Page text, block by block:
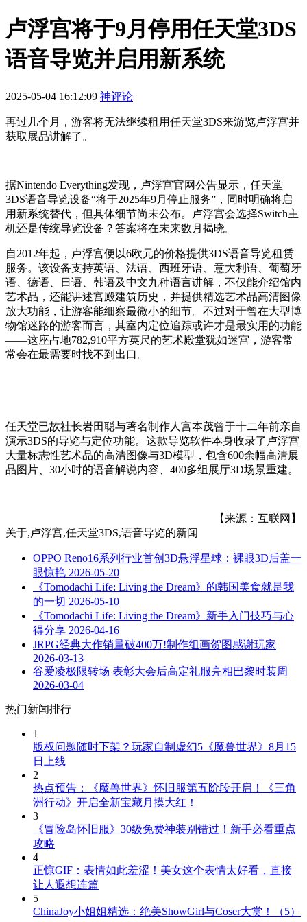
卢浮宫将于9月停用任天堂3DS
语音导览并启用新系统
2025-05-04 16:12:09 神评论
再过几个月，游客将无法继续租用任天堂3DS来游览卢浮宫并
获取展品讲解了。
据Nintendo Everything发现，卢浮宫官网公告显示，任天堂
3DS语音导览设备“将于2025年9月停止服务”，同时明确将启
用新系统替代，但具体细节尚未公布。卢浮宫会选择Switch主
机还是传统导览设备？答案将在未来数月揭晓。
自2012年起，卢浮宫便以6欧元的价格提供3DS语音导览租赁
服务。该设备支持英语、法语、西班牙语、意大利语、葡萄牙
语、德语、日语、韩语及中文九种语言讲解，不仅能介绍馆内
艺术品，还能讲述宫殿建筑历史，并提供精选艺术品高清图像
放大功能，让游客能细察最微小的细节。不过对于曾在大型博
物馆迷路的游客而言，其室内定位追踪或许才是最实用的功能
——这座占地782,910平方英尺的艺术殿堂犹如迷宫，游客常
常会在最需要时找不到出口。
任天堂已故社长岩田聪与著名制作人宫本茂曾于十二年前亲自
演示3DS的导览与定位功能。这款导览软件本身收录了卢浮宫
大量标志性艺术品的高清图像与3D模型，包含600余幅高清展
品图片、30小时的语音解说内容、400多组展厅3D场景重建。
【来源：互联网】
关于,卢浮宫,任天堂3DS,语音导览的新闻
OPPO Reno16系列行业首创3D悬浮星球：裸眼3D后盖一
眼惊艳 2026-05-20
《Tomodachi Life: Living the Dream》的韩国美食就是我
的一切 2026-05-10
《Tomodachi Life: Living the Dream》新手入门技巧与心
得分享 2026-04-16
JRPG经典大作销量破400万!制作组画贺图感谢玩家
2026-03-13
谷爱凌极限转场 表彰大会后高定礼服亮相巴黎时装周
2026-03-04
热门新闻排行
1
版权问题随时下架？玩家自制虚幻5《魔兽世界》8月15
日上线
2
热点预告：《魔兽世界》怀旧服第五阶段开启！《三角
洲行动》开启全新宝藏月摸大红！
3
《冒险岛怀旧服》30级免费神装别错过！新手必看重点
攻略
4
正惊GIF：表情如此羞涩！美女这个表情太好看，直接
让人遐想连篇
5
ChinaJoy小姐姐精选：绝美ShowGirl与Coser大赏！（5）